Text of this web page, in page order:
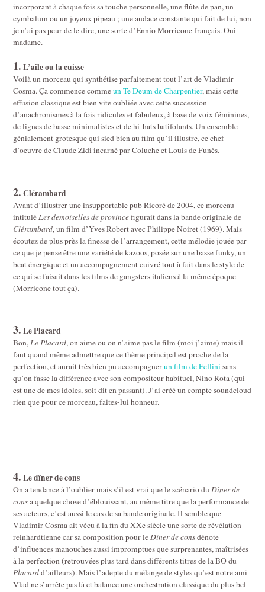
incorporant à chaque fois sa touche personnelle, une flûte de pan, un
cymbalum ou un joyeux pipeau ; une audace constante qui fait de lui, non
je n’ai pas peur de le dire, une sorte d’Ennio Morricone français. Oui
madame.
1. L’aile ou la cuisse
Voilà un morceau qui synthétise parfaitement tout l’art de Vladimir
Cosma. Ça commence commeun Te Deum de Charpentier, mais cette
effusion classique est bien vite oubliée avec cette succession
d’anachronismes à la fois ridicules et fabuleux, à base de voix féminines,
de lignes de basse minimalistes et de hi-hats batifolants. Un ensemble
génialement grotesque qui sied bien au film qu’il illustre, ce chef-
d’oeuvre de Claude Zidi incarné par Coluche et Louis de Funès.
2. Clérambard
Avant d’illustrer une insupportable pub Ricoré de 2004, ce morceau
intitulé Les demoiselles de provincefigurait dans la bande originale de
Clérambard, un film d’Yves Robert avec Philippe Noiret (1969). Mais
écoutez de plus près la finesse de l’arrangement, cette mélodie jouée par
ce que je pense être une variété de kazoos, posée sur une basse funky, un
beat énergique et un accompagnement cuivré tout à fait dans le style de
ce qui se faisait dans les films de gangsters italiens à la même époque
(Morricone tout ça).
3. Le Placard
Bon,Le Placard, on aime ou on n’aime pas le film (moi j’aime) mais il
faut quand même admettre que ce thème principal est proche de la
perfection, et aurait très bien pu accompagnerun film de Fellinisans
qu’on fasse la différence avec son compositeur habituel, Nino Rota (qui
est une de mes idoles, soit dit en passant). J’ai créé un compte soundcloud
rien que pour ce morceau, faites-lui honneur.
4. Le dîner de cons
On a tendance à l’oublier mais s’il est vrai que le scénario duDîner de
consa quelque chose d’éblouissant, au même titre que la performance de
ses acteurs, c’est aussi le cas de sa bande originale. Il semble que
Vladimir Cosma ait vécu à la fin du XXe siècle une sorte de révélation
reinhardtienne car sa composition pour leDîner de consdénote
d’influences manouches aussi impromptues que surprenantes, maîtrisées
à la perfection (retrouvées plus tard dans différents titres de la BO du
Placardd’ailleurs). Mais l’adepte du mélange de styles qu’est notre ami
Vlad ne s’arrête pas là et balance une orchestration classique du plus bel